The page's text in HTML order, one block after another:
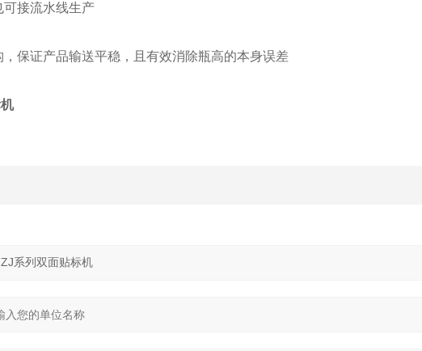
接流水线生产
证产品输送平稳，且有效消除瓶高的本身误差